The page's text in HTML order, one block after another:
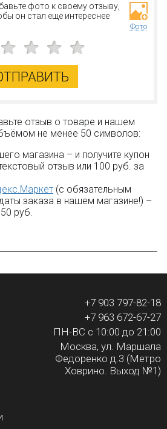
фото к своему отзыву,
он стал еще интереснее
Фото
отзыв о товаре и нашем
не менее 50 символов:
магазина – и получите купон
отзыв или 100 руб. за
(с обязательным
заказа в нашем магазине!) –
руб.
+7 903 797-82-18
+7 963 672-67-27
ПН-ВС с 10:00 до 21:00
Москва, ул. Маршала
Федоренко д.3 (Метро
Ховрино. Выход №1)